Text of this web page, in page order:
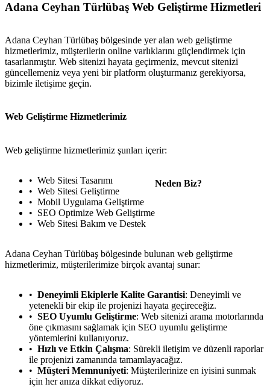
Adana Ceyhan Türlübaş Web Geliştirme Hizmetleri
Adana Ceyhan Türlübaş bölgesinde yer alan web geliştirme
hizmetlerimiz, müşterilerin online varlıklarını güçlendirmek için
tasarlanmıştır. Web sitenizi hayata geçirmeniz, mevcut sitenizi
güncellemeniz veya yeni bir platform oluşturmanız gerekiyorsa,
bizimle iletişime geçin.
Web Geliştirme Hizmetlerimiz
Web geliştirme hizmetlerimiz şunları içerir:
Web Sitesi Tasarımı
Web Sitesi Geliştirme
Mobil Uygulama Geliştirme
SEO Optimize Web Geliştirme
Web Sitesi Bakım ve Destek
Neden Biz?
Adana Ceyhan Türlübaş bölgesinde bulunan web geliştirme
hizmetlerimiz, müşterilerimize birçok avantaj sunar:
Deneyimli Ekiplerle Kalite Garantisi: Deneyimli ve
yetenekli bir ekip ile projenizi hayata geçireceğiz.
SEO Uyumlu Geliştirme: Web sitenizi arama motorlarında
öne çıkmasını sağlamak için SEO uyumlu geliştirme
yöntemlerini kullanıyoruz.
Hızlı ve Etkin Çalışma: Sürekli iletişim ve düzenli raporlar
ile projenizi zamanında tamamlayacağız.
Müşteri Memnuniyeti: Müşterilerinize en iyisini sunmak
için her anıza dikkat ediyoruz.